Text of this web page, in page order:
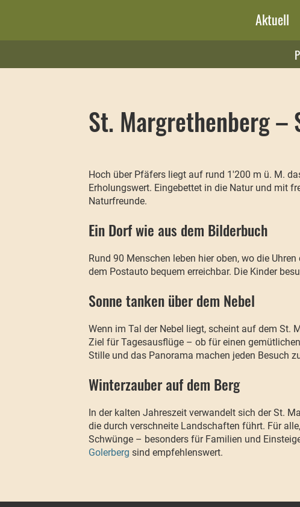
Aktuell
St. Margrethenberg
Hoch über Pfäfers liegt auf rund 1'200 m ü. M.
Erholungswert. Eingebettet in die Natur und mit
Naturfreunde.
Ein Dorf wie aus dem Bilderbuch
Rund 90 Menschen leben hier oben, wo die
dem Postauto bequem erreichbar. Die Kinder
Sonne tanken über dem Nebel
Wenn im Tal der Nebel liegt, scheint auf dem St.
Ziel für Tagesausflüge – ob für einen gemütlichen
Stille und das Panorama machen jeden Besuch
Winterzauber auf dem Berg
In der kalten Jahreszeit verwandelt sich der St.
die durch verschneite Landschaften führt. Für
Schwünge – besonders für Familien und
Golerberg sind empfehlenswert.